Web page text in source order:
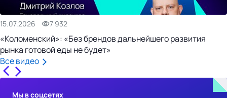
15.07.2026 7 932
«Коломенский»: «Без брендов дальнейшего развития
рынка готовой еды не будет»
Все видео
Мы в соцсетях